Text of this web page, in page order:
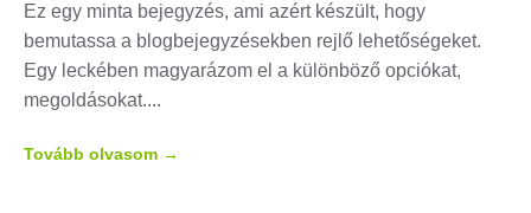
Ez egy minta bejegyzés, ami azért készült, hogy
bemutassa a blogbejegyzésekben rejlő lehetőségeket.
Egy leckében magyarázom el a különböző opciókat,
megoldásokat.
Tovább olvasom →